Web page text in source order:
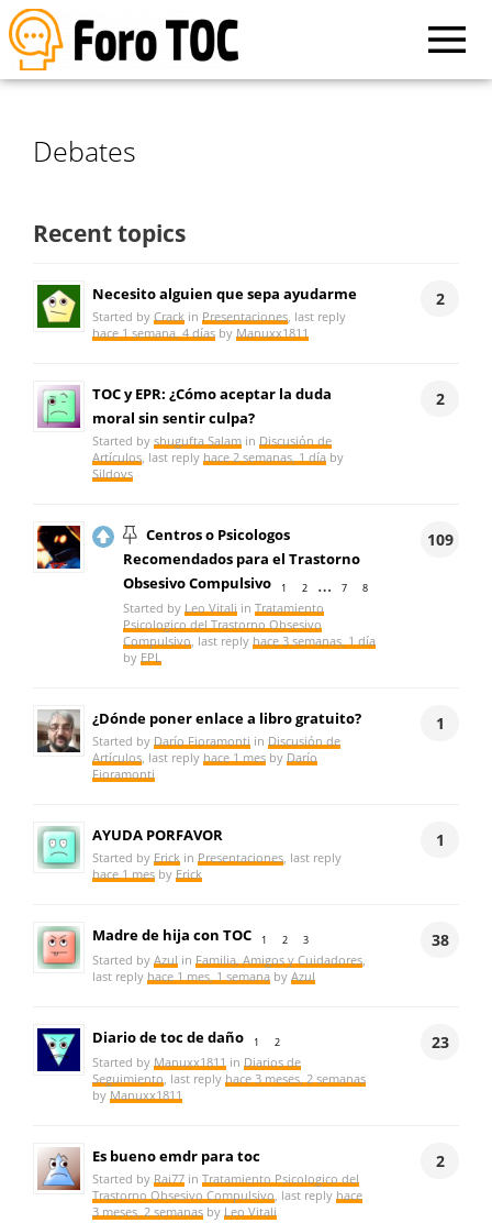
Debates
Recent topics
Necesito alguien que sepa ayudarme
Started byCrack in Presentaciones , last reply
hace 1 semana, 4 días by Manuxx1811
2
TOC y EPR: ¿Cómo aceptar la duda
moral sin sentir culpa?
Started byshugufta Salam in Discusión de
Artículos , last reply hace 2 semanas, 1 día by
Sildovs
2
Centros o Psicologos
Recomendados para el Trastorno
Obsesivo Compulsivo
1 2 … 7 8
Started by Leo Vitali inTratamiento
Psicologico del Trastorno Obsesivo
Compulsivo , last reply hace 3 semanas, 1 día
by EPL
109
¿Dónde poner enlace a libro gratuito?
Started by Darío Fioramonti in Discusión de
Artículos , last reply hace 1 mes by Darío
Fioramonti
1
AYUDA PORFAVOR
Started by Erick in Presentaciones , last reply
hace 1 mes by Erick
1
Madre de hija con TOC 1 2 3
Started byAzul in Familia, Amigos y Cuidadores
last reply hace 1 mes, 1 semana byAzul
38
Diario de toc de daño 1 2
Started by Manuxx1811 in Diarios de
Seguimiento , last reply hace 3 meses, 2 semanas
by Manuxx1811
23
Es bueno emdr para toc
Started by Rai77 inTratamiento Psicologico del
Trastorno Obsesivo Compulsivo , last reply hace
3 meses, 2 semanas by Leo Vitali
2